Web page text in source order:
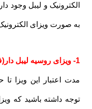
الکترونیک و لیبل وجود
به صورت ویزای
1- ویزای روسیه لیبل دار(فقط توریستی)ویزای لیبل دار روسیه
توجه داشته باشید که